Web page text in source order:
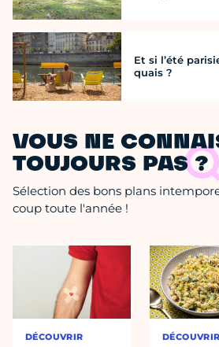
Et si l’été
quais ?
VOUS NE
TOUJOURS PAS ?
Sélection des bons plans
coup toute l'année !
DÉCOUVRIR DÉCOUVRIR